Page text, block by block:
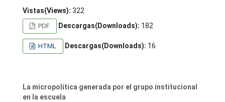
Vistas(Views): 322
PDF Descargas(Downloads): 182
HTML Descargas(Downloads): 16
La micropolítica generada por el grupo institucional
en la escuela